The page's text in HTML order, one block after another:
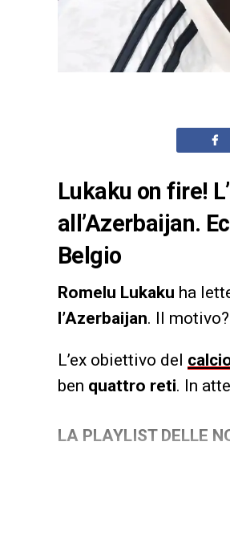
Lukaku on fire!
all’Azerbaijan.
Belgio
Romelu Lukaku ha
l’Azerbaijan. Il
L’ex obiettivo del
ben quattro reti. In
LA PLAYLIST DELLE